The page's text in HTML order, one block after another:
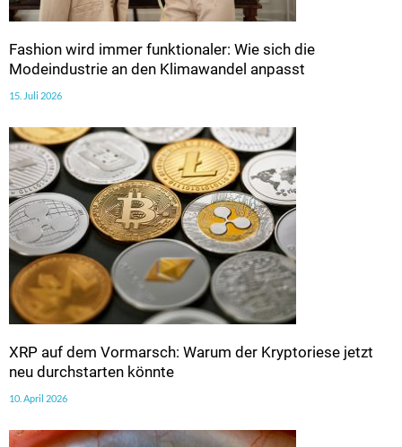
Fashion wird immer funktionaler: Wie sich die
Modeindustrie an den Klimawandel anpasst
15. Juli 2026
XRP auf dem Vormarsch: Warum der Kryptoriese jetzt
neu durchstarten könnte
10. April 2026